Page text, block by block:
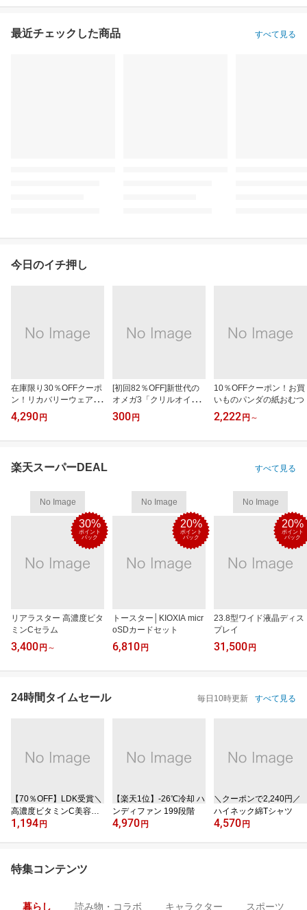
最近チェックした商品 すべて見る
今日のイチ押し
在庫限り30％OFFクーポ
ン！リカバリーウェアRe
D
4,290 円
[初回82％OFF]新世代の
オメガ3「クリルオイ
ル」
300 円
10％OFFクーポン！お買
いものパンダの紙おむつ
2,222 円 ～
楽天スーパーDEAL すべて見る
No Image
30%
ポイント
バック
リアラスター 高濃度ビタ
ミンCセラム
3,400 円 ～
No Image
20%
ポイント
バック
トースター│KIOXIA micr
oSDカードセット
6,810 円
No Image
20%
ポイント
バック
23.8型ワイド液晶ディス
プレイ
31,500 円
24時間タイムセール 毎日10時更新 すべて見る
【70％OFF】LDK受賞＼
高濃度ビタミンC美容液
／
1,194 円
【楽天1位】‐26℃冷却 ハ
ンディファン 199段階
4,970 円
＼クーポンで2,240円／
ハイネック綿Tシャツ
4,570 円
特集コンテンツ
暮らし 読み物・コラボ キャラクター スポーツ